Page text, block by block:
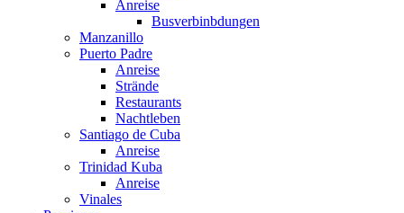
Anreise
Busverbinbdungen
Manzanillo
Puerto Padre
Anreise
Strände
Restaurants
Nachtleben
Santiago de Cuba
Anreise
Trinidad Kuba
Anreise
Vinales